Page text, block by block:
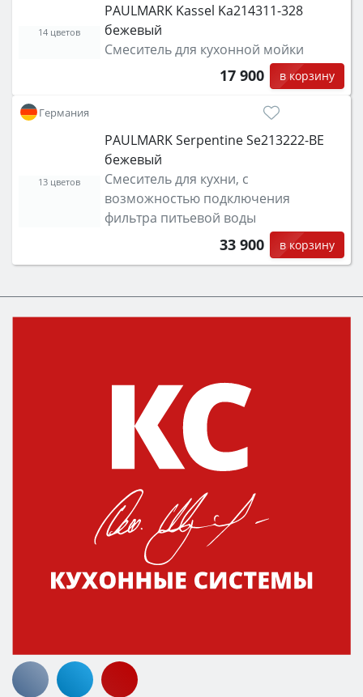
PAULMARK Kassel Ka214311-328
бежевый
Смеситель для кухонной мойки
17 900 в корзину
14 цветов
Германия
PAULMARK Serpentine Se213222-BE
бежевый
Смеситель для кухни, с
возможностью подключения
фильтра питьевой воды
33 900 в корзину
13 цветов